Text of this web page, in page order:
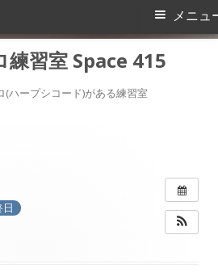
練習室 Space 415
(ハープシコード)がある練習室
メニュ